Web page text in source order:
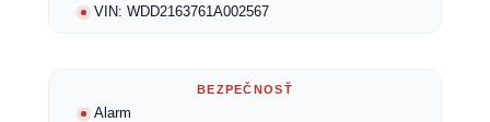
VIN: WDD2163761A002567
BEZPEČNOSŤ
Alarm